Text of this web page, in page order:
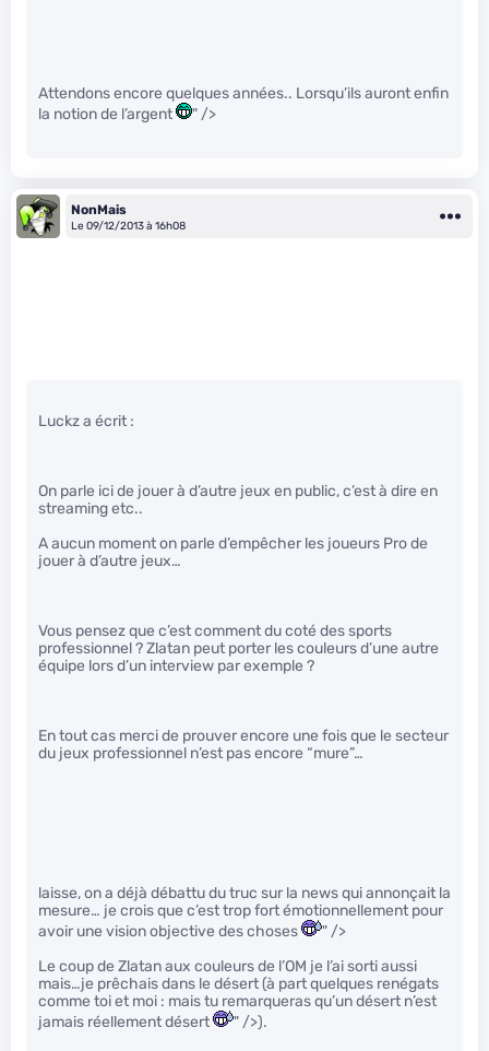
Attendons encore quelques années.. Lorsqu’ils auront enfin
la notion de l’argent
" />
NonMais
Le 09/12/2013 à 16h08
Luckz a écrit :
On parle ici de jouer à d’autre jeux en public, c’est à dire en
streaming etc..
A aucun moment on parle d’empêcher les joueurs Pro de
jouer à d’autre jeux…
Vous pensez que c’est comment du coté des sports
professionnel ? Zlatan peut porter les couleurs d’une autre
équipe lors d’un interview par exemple ?
En tout cas merci de prouver encore une fois que le secteur
du jeux professionnel n’est pas encore “mure”…
laisse, on a déjà débattu du truc sur la news qui annonçait la
mesure… je crois que c’est trop fort émotionnellement pour
avoir une vision objective des choses
" />
Le coup de Zlatan aux couleurs de l’OM je l’ai sorti aussi
mais…je prêchais dans le désert (à part quelques renégats
comme toi et moi : mais tu remarqueras qu’un désert n’est
jamais réellement désert
" />).